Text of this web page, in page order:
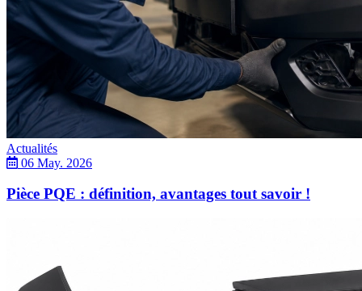
Actualités
06 May. 2026
Pièce PQE : définition, avantages tout savoir !